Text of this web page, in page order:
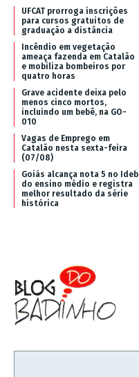
UFCAT prorroga inscrições
para cursos gratuitos de
graduação a distância
Incêndio em vegetação
ameaça fazenda em Catalão
e mobiliza bombeiros por
quatro horas
Grave acidente deixa pelo
menos cinco mortos,
incluindo um bebê, na GO-
010
Vagas de Emprego em
Catalão nesta sexta-feira
(07/08)
Goiás alcança nota 5 no Ideb
do ensino médio e registra
melhor resultado da série
histórica